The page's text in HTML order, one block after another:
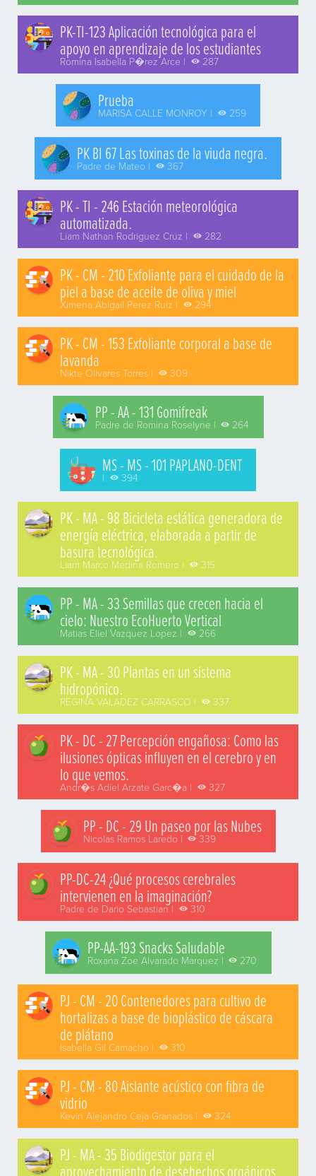
PK-TI-123 Aplicación tecnológica para el
apoyo en aprendizaje de los estudiantes
Romina Isabella P�rez Arce | 287
Prueba
MARISA CALLE MONROY | 259
PK BI 67 Las toxinas de la viuda negra.
Padre de Mateo | 367
PK - TI - 246 Estación meteorológica
automatizada.
Liam Nathan Rodriguez Cruz | 282
PK - CM - 210 Exfoliante para el cuidado de la
piel a base de aceite de oliva y miel
Ximena Abigail Perez Ruiz | 294
PK - CM - 153 Exfoliante corporal a base de
lavanda
Nikte Olivares Torres | 309
PP - AA - 131 Gomifreak
Padre de Romina Roselyne | 264
MS - MS - 101 PAPLANO-DENT
| 394
PK - MA - 98 Bicicleta estática generadora de
energía eléctrica, elaborada a partir de
basura tecnológica.
Liam Marco Medina Romero | 315
PP - MA - 33 Semillas que crecen hacia el
cielo: Nuestro EcoHuerto Vertical
Matias Eliel Vazquez Lopez | 266
PK - MA - 30 Plantas en un sistema
hidropónico.
REGINA VALADEZ CARRASCO | 337
PK - DC - 27 Percepción engañosa: Como las
ilusiones ópticas influyen en el cerebro y en
lo que vemos.
Andr�s Adiel Arzate Garc�a | 327
PP - DC - 29 Un paseo por las Nubes
Nicolas Ramos Laredo | 339
PP-DC-24 ¿Qué procesos cerebrales
intervienen en la imaginación?
Padre de Dario Sebastian | 310
PP-AA-193 Snacks Saludable
Roxana Zoe Alvarado Marquez | 270
PJ - CM - 20 Contenedores para cultivo de
hortalizas a base de bioplástico de cáscara
de plátano
Isabella Gil Camacho | 310
PJ - CM - 80 Aislante acústico con fibra de
vidrio
Kevin Alejandro Ceja Granados | 324
PJ - MA - 35 Biodigestor para el
aprovechamiento de desehechos orgánicos